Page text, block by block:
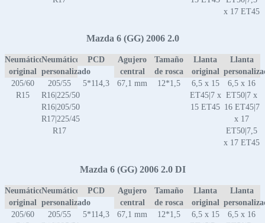
x 17 ET45
Mazda 6 (GG) 2006 2.0
Neumático
original
Neumático
personalizado
PCD
Agujero
central
Tamaño
de rosca
Llanta
original
Llanta
205/60
R15
205/55
R16|225/50
R16|205/50
R17|225/45
R17
5*114,3 67,1 mm 12*1,5
6,5 x 15
ET45|7 x
15 ET45
6,5 x 16
ET50|7 x
16 ET45|7
x 17
ET50|7,5
x 17 ET45
Mazda 6 (GG) 2006 2.0 DI
Neumático
original
Neumático
personalizado
PCD
Agujero
central
Tamaño
de rosca
Llanta
original
Llanta
205/60
205/55
5*114,3 67,1 mm 12*1,5
6,5 x 15
6,5 x 16